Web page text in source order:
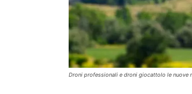
Droni professionali e droni giocattolo le nuove